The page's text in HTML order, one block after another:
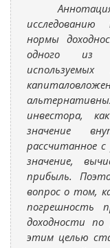
нормы
одного из
инвестора,
значение
рассчитанное
значение,
прибыль.
вопрос о том,
погрешность
доходности
этим целью